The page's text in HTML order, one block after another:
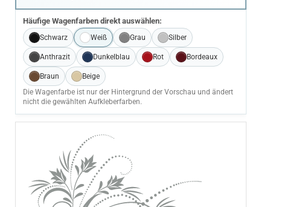
Häufige Wagenfarben direkt auswählen:
Schwarz Weiß Grau Silber
Anthrazit Dunkelblau Rot Bordeaux
Braun
Beige
Die Wagenfarbe ist nur der Hintergrund der Vorschau und ändert
nicht die gewählten Aufkleberfarben.